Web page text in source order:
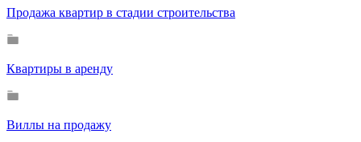
Продажа квартир в стадии строительства
Квартиры в аренду
Виллы на продажу